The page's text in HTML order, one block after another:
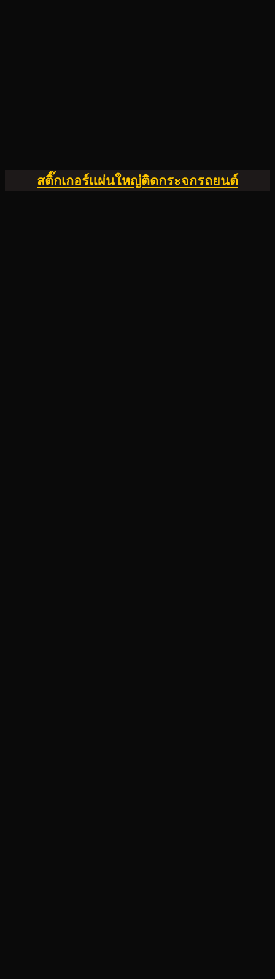
สติ๊กเกอร์แผ่นใหญ่ติดกระจกรถยนต์